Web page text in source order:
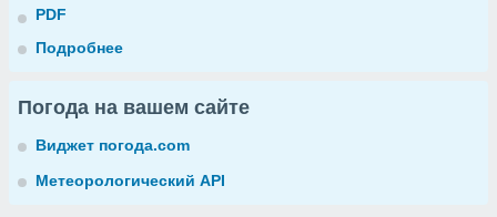
PDF
Подробнее
Погода на вашем сайте
Виджет погода.com
Метеорологический API